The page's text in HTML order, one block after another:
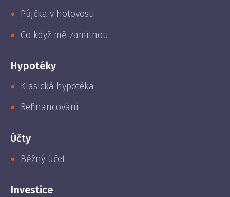
Půjčka v hotovosti
Co když mě zamítnou
Hypotéky
Klasická hypotéka
Refinancování
Účty
Běžný účet
Investice